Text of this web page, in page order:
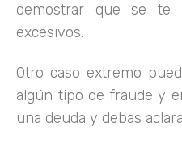
demostrar que se te
excesivos.
Otro caso extremo
algún tipo de fraude y
una deuda y debas